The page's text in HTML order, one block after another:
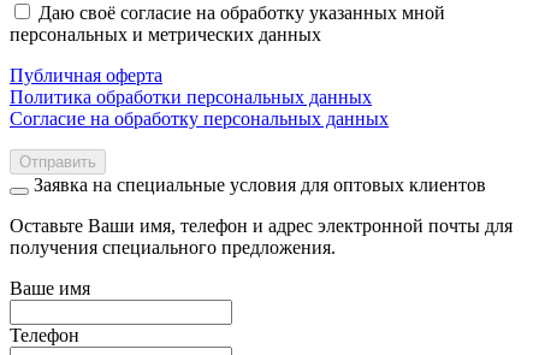
Даю своё согласие на обработку указанных мной
персональных и метрических данных
Публичная оферта
Политика обработки персональных данных
Согласие на обработку персональных данных
Отправить
Заявка на специальные условия для оптовых клиентов
Оставьте Ваши имя, телефон и адрес электронной почты для
получения специального предложения.
Ваше имя
Телефон